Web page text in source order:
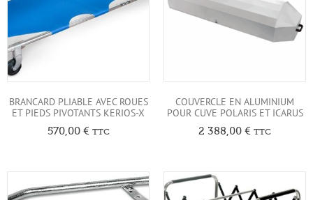
BRANCARD PLIABLE AVEC ROUES
ET PIEDS PIVOTANTS KERIOS-X
570,00 € TTC
COUVERCLE EN ALUMINIUM
POUR CUVE POLARIS ET ICARUS
2 388,00 € TTC